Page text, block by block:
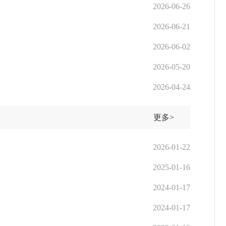
2026-06-26
2026-06-21
2026-06-02
2026-05-20
2026-04-24
更多>
2026-01-22
2025-01-16
2024-01-17
2024-01-17